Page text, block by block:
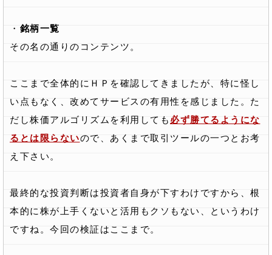
・ 銘柄一覧
その名の通りのコンテンツ。
ここまで全体的にＨＰを確認してきましたが、特に怪し
い点もなく、改めてサービスの有用性を感じました。た
だし株価アルゴリズムを利用しても 必ず勝てるようにな
るとは限らないので、あくまで取引ツールの一つとお考
え下さい。
最終的な投資判断は投資者自身が下すわけですから、根
本的に株が上手くないと活用もクソもない、というわけ
ですね。今回の検証はここまで。